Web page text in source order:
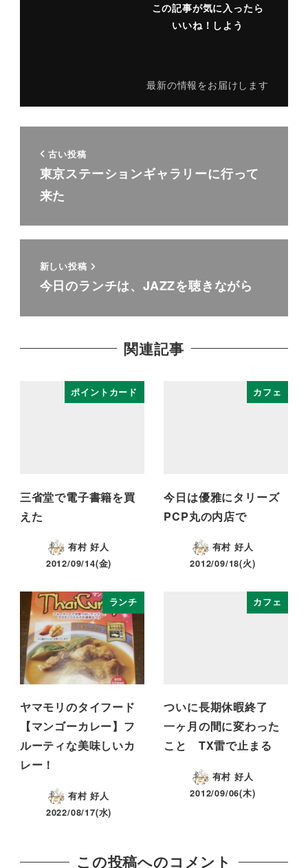
この記事が気に入ったら
いいね！しよう
最新の情報をお届けします
古い投稿
東京ステーションギャラリーに行って
来た
新しい投稿
今日のランチは、JAZZを聴きながら
関連記事
ポイントカード
三省堂で電子書籍を買
えた
有村 好人
2012/09/14(金)
カフェ
今日は優雅にタリーズ
PCP丸の内店で
有村 好人
2012/09/18(火)
ランチ
ヤマモリのタイフード
【マンゴーカレー】フ
ルーティな美味しいカ
レー！
有村 好人
2022/08/17(水)
カフェ
ついに長期休暇終了
一ヶ月の間に変わった
こと TX雷で止まる
有村 好人
2012/09/06(木)
この投稿へのコメント